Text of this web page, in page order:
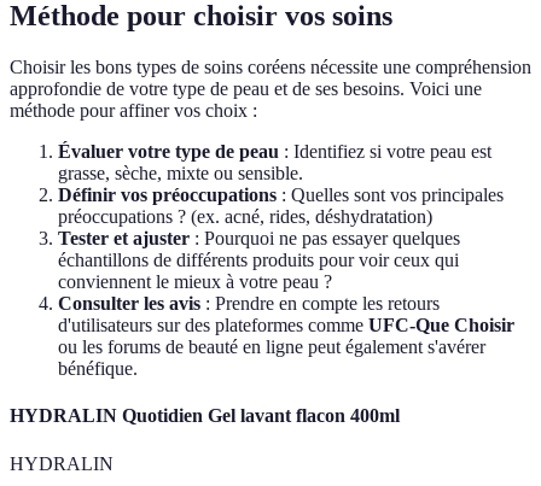
Méthode pour choisir vos soins
Choisir les bons types de soins coréens nécessite une compréhension
approfondie de votre type de peau et de ses besoins. Voici une
méthode pour affiner vos choix :
Évaluer votre type de peau : Identifiez si votre peau est
grasse, sèche, mixte ou sensible.
Définir vos préoccupations : Quelles sont vos principales
préoccupations ? (ex. acné, rides, déshydratation)
Tester et ajuster : Pourquoi ne pas essayer quelques
échantillons de différents produits pour voir ceux qui
conviennent le mieux à votre peau ?
Consulter les avis : Prendre en compte les retours
d'utilisateurs sur des plateformes comme UFC-Que Choisir
ou les forums de beauté en ligne peut également s'avérer
bénéfique.
HYDRALIN Quotidien Gel lavant flacon 400ml
HYDRALIN